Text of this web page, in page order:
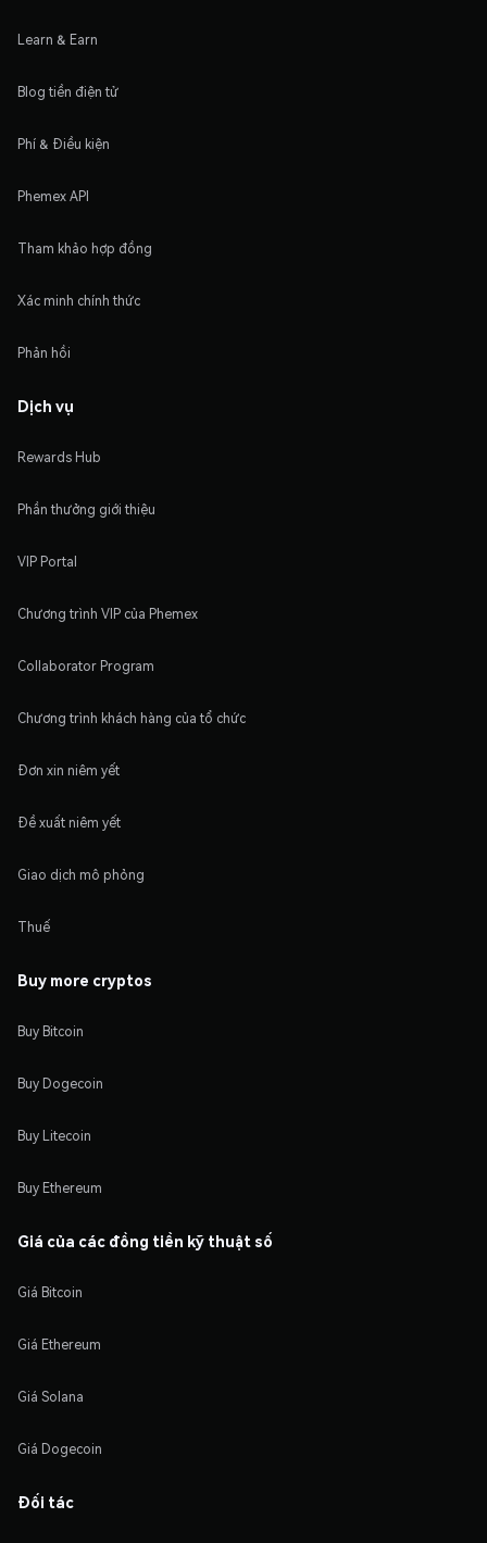
Learn & Earn
Blog tiền điện tử
Phí & Điều kiện
Phemex API
Tham khảo hợp đồng
Xác minh chính thức
Phản hồi
Dịch vụ
Rewards Hub
Phần thưởng giới thiệu
VIP Portal
Chương trình VIP của Phemex
Collaborator Program
Chương trình khách hàng của tổ chức
Đơn xin niêm yết
Đề xuất niêm yết
Giao dịch mô phỏng
Thuế
Buy more cryptos
Buy Bitcoin
Buy Dogecoin
Buy Litecoin
Buy Ethereum
Giá của các đồng tiền kỹ thuật số
Giá Bitcoin
Giá Ethereum
Giá Solana
Giá Dogecoin
Đối tác